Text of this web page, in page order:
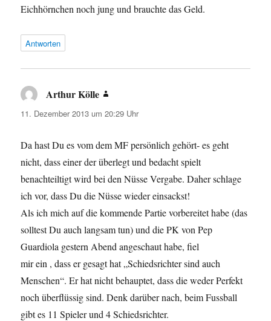
Eichhörnchen noch jung und brauchte das Geld.
Antworten
Arthur Kölle
11. Dezember 2013 um 20:29 Uhr
Da hast Du es vom dem MF persönlich gehört- es geht
nicht, dass einer der überlegt und bedacht spielt
benachteiltigt wird bei den Nüsse Vergabe. Daher schlage
ich vor, dass Du die Nüsse wieder einsackst!
Als ich mich auf die kommende Partie vorbereitet habe (das
solltest Du auch langsam tun) und die PK von Pep
Guardiola gestern Abend angeschaut habe, fiel
mir ein , dass er gesagt hat „Schiedsrichter sind auch
Menschen“. Er hat nicht behauptet, dass die weder Perfekt
noch überflüssig sind. Denk darüber nach, beim Fussball
gibt es 11 Spieler und 4 Schiedsrichter.